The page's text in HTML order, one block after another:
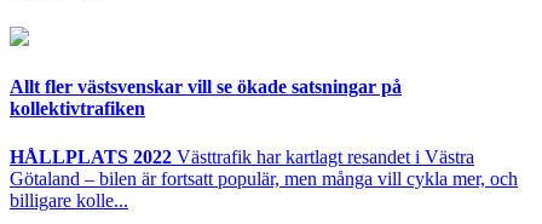
Allt fler västsvenskar vill se ökade satsningar på
kollektivtrafiken
HÅLLPLATS 2022 Västtrafik har kartlagt resandet i Västra
Götaland – bilen är fortsatt populär, men många vill cykla mer, och
billigare kolle...